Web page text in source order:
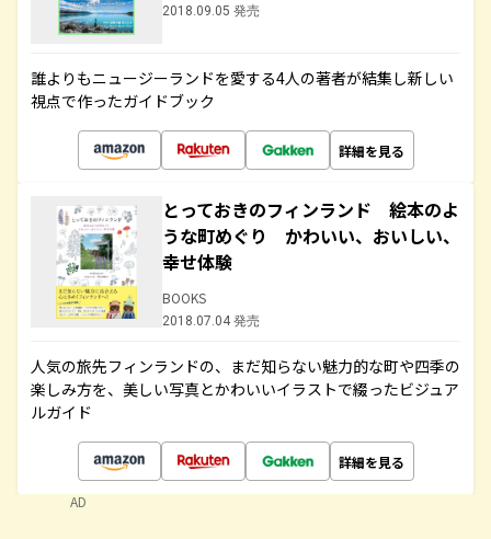
2018.09.05 発売
誰よりもニュージーランドを愛する4人の著者が結集し新しい
視点で作ったガイドブック
詳細を見る
とっておきのフィンランド 絵本のよ
うな町めぐり かわいい、おいしい、
幸せ体験
BOOKS
2018.07.04 発売
人気の旅先フィンランドの、まだ知らない魅力的な町や四季の
楽しみ方を、美しい写真とかわいいイラストで綴ったビジュア
ルガイド
詳細を見る
AD